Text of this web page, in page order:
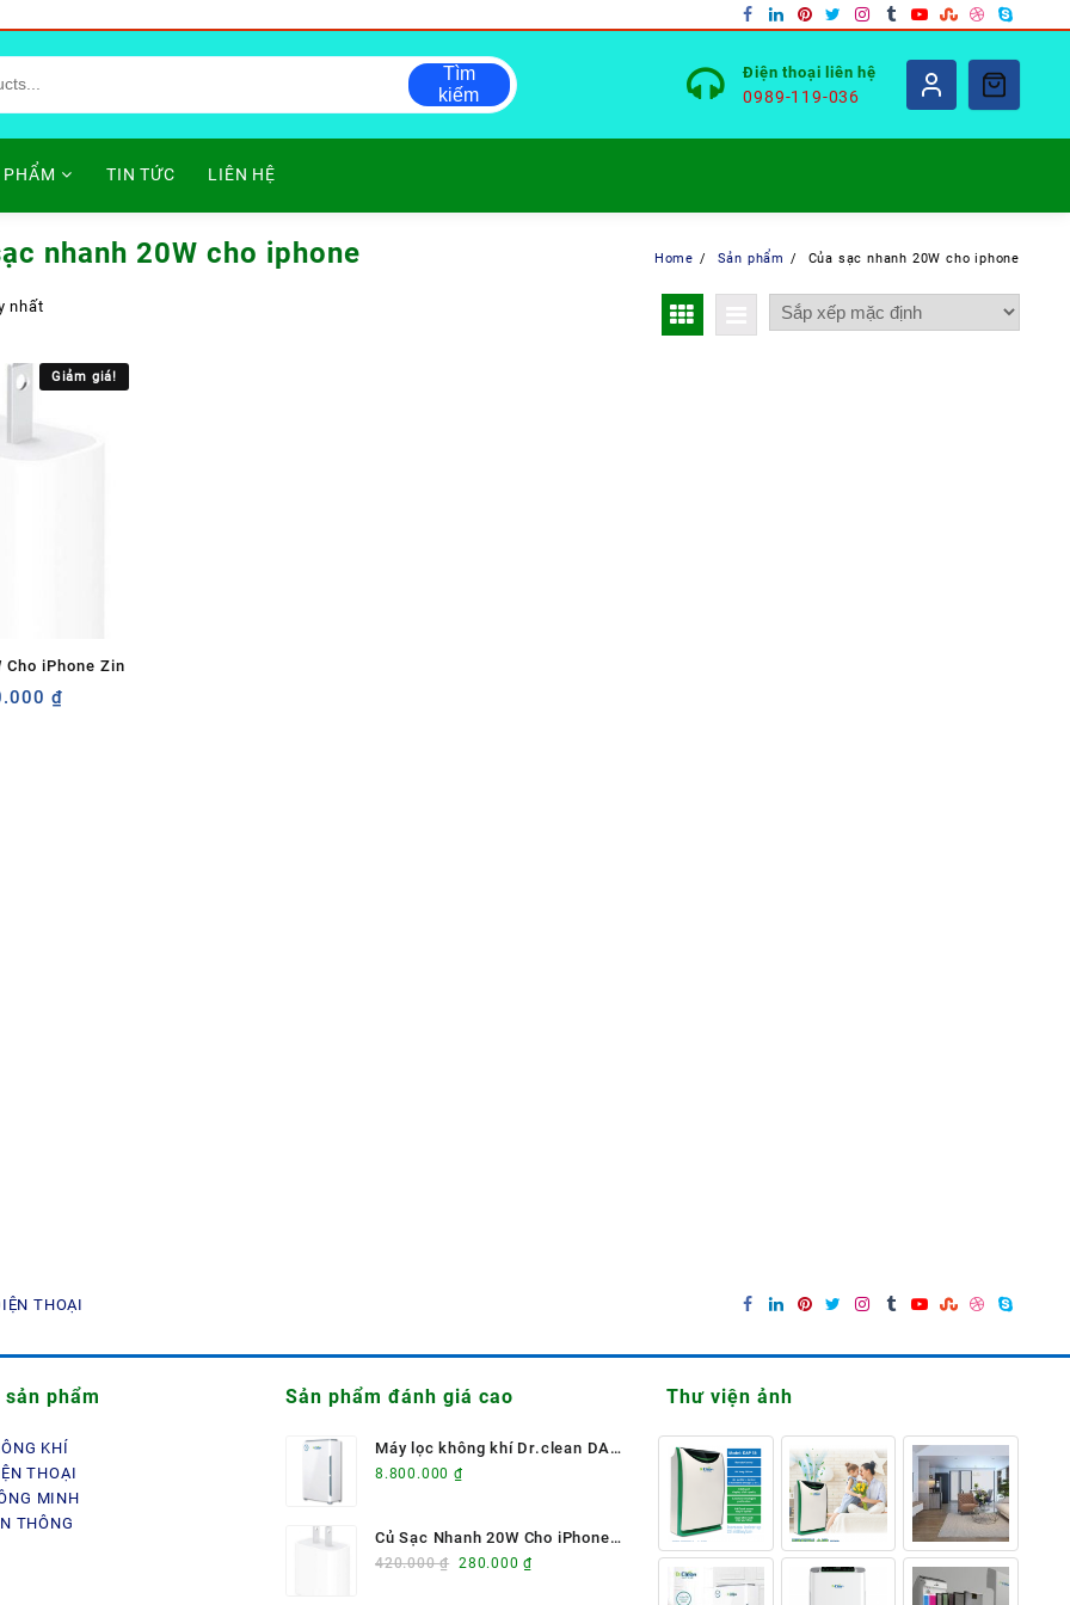
Tìm
kiếm
Điện thoại liên hệ
0989-119-036
PHẨM TIN TỨC LIÊN HỆ
nhanh 20W cho iphone Home Sản phẩm Của sạc nhanh 20W cho iphone
nhất
Giảm giá!
Cho iPhone Zin
₫Giá
THOẠI
sản phẩm
KHÍ
THOẠI
MINH
THÔNG
Sản phẩm đánh giá cao
Máy lọc không khí Dr.clean DAP
88C
8.800.000 ₫
Củ Sạc Nhanh 20W Cho iPhone
Zin
420.000₫ Giá
280.000₫
Thư viện ảnh